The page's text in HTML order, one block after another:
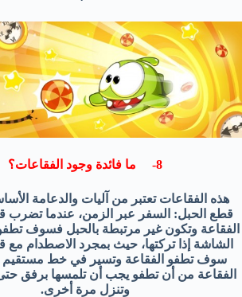
8- ما فائدة وجود الفقاعات؟
هذه الفقاعات تعتبر من آليات والدعامة
قطع الحبل: السفر عبر الزمن، عندما تضرب
الفقاعة وتكون غير مرتبطة بالحبل فسوف
الشاشة إذا تركتها، حيث بمجرد الاصطدام مع
سوف تطفو الفقاعة وتسير في خط مستقيم
الفقاعة من أن تطفو يجب أن تلمسها برفق حتى
وتنزل مرة أخرى.